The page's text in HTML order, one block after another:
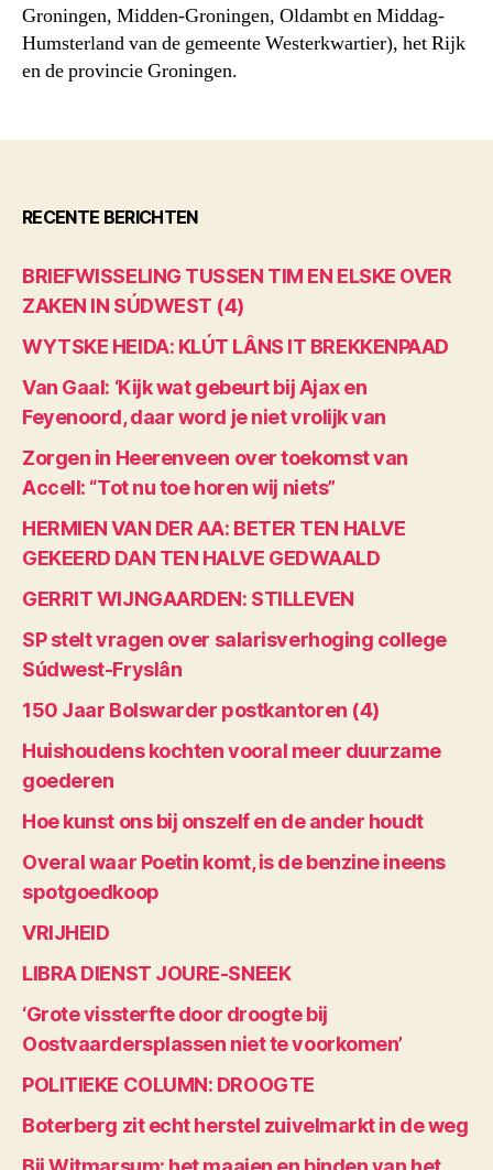
Groningen, Midden-Groningen, Oldambt en Middag-
Humsterland van de gemeente Westerkwartier), het Rijk
en de provincie Groningen.
RECENTE BERICHTEN
BRIEFWISSELING TUSSEN TIM EN ELSKE OVER
ZAKEN IN SÚDWEST (4)
WYTSKE HEIDA: KLÚT LÂNS IT BREKKENPAAD
Van Gaal: ‘Kijk wat gebeurt bij Ajax en
Feyenoord, daar word je niet vrolijk van
Zorgen in Heerenveen over toekomst van
Accell: “Tot nu toe horen wij niets”
HERMIEN VAN DER AA: BETER TEN HALVE
GEKEERD DAN TEN HALVE GEDWAALD
GERRIT WIJNGAARDEN: STILLEVEN
SP stelt vragen over salarisverhoging college
Súdwest-Fryslân
150 Jaar Bolswarder postkantoren (4)
Huishoudens kochten vooral meer duurzame
goederen
Hoe kunst ons bij onszelf en de ander houdt
Overal waar Poetin komt, is de benzine ineens
spotgoedkoop
VRIJHEID
LIBRA DIENST JOURE-SNEEK
‘Grote vissterfte door droogte bij
Oostvaardersplassen niet te voorkomen’
POLITIEKE COLUMN: DROOGTE
Boterberg zit echt herstel zuivelmarkt in de weg